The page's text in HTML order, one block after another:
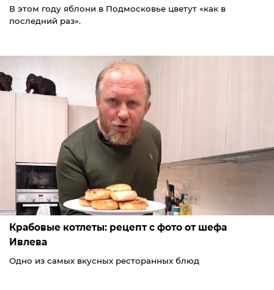
В этом году яблони в Подмосковье цветут «как в
последний раз».
Крабовые котлеты: рецепт с фото от шефа
Ивлева
Одно из самых вкусных ресторанных блюд